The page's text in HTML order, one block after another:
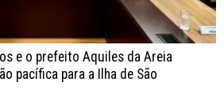
e o prefeito Aquiles da Areia
pacífica para a Ilha de São